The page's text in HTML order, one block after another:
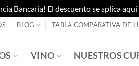
Bancaria! El descuento se aplica
BLOG TABLA COMPARATIVA DE
VINO
NUESTROS